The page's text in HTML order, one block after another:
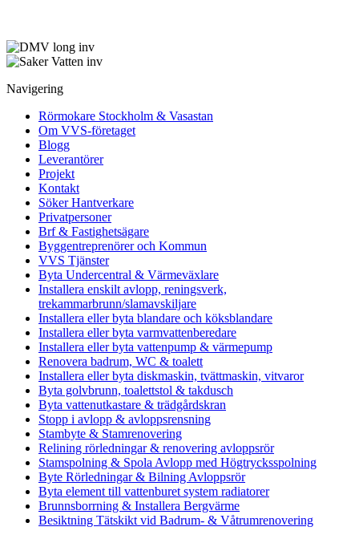
Navigering
Rörmokare Stockholm & Vasastan
Om VVS-företaget
Blogg
Leverantörer
Projekt
Kontakt
Söker Hantverkare
Privatpersoner
Brf & Fastighetsägare
Byggentreprenörer och Kommun
VVS Tjänster
Byta Undercentral & Värmeväxlare
Installera enskilt avlopp, reningsverk,
trekammarbrunn/slamavskiljare
Installera eller byta blandare och köksblandare
Installera eller byta varmvattenberedare
Installera eller byta vattenpump & värmepump
Renovera badrum, WC & toalett
Installera eller byta diskmaskin, tvättmaskin, vitvaror
Byta golvbrunn, toalettstol & takdusch
Byta vattenutkastare & trädgårdskran
Stopp i avlopp & avloppsrensning
Stambyte & Stamrenovering
Relining rörledningar & renovering avloppsrör
Stamspolning & Spola Avlopp med Högtrycksspolning
Byte Rörledningar & Bilning Avloppsrör
Byta element till vattenburet system radiatorer
Brunnsborrning & Installera Bergvärme
Besiktning Tätskikt vid Badrum- & Våtrumrenovering